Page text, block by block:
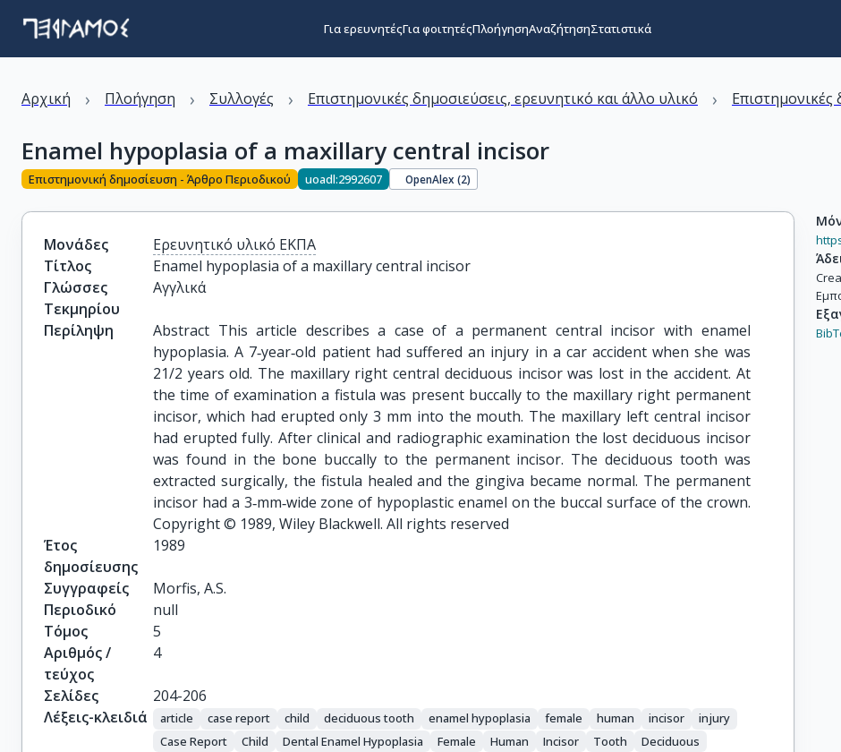
Για ερευνητέςΓια φοιτητέςΠλοήγησηΑναζήτησηΣτατιστικά
Αρχική › Πλοήγηση › Συλλογές › Επιστημονικές δημοσιεύσεις, ερευνητικό και άλλο υλικό › Επιστημονικές
Enamel hypoplasia of a maxillary central incisor
Επιστημονική δημοσίευση - Άρθρο Περιοδικού uoadl:2992607 OpenAlex (2)
Μονάδες
Ερευνητικό υλικό ΕΚΠΑ
Τίτλος
Enamel hypoplasia of a maxillary central incisor
Γλώσσες
Τεκμηρίου
Αγγλικά
Περίληψη
Abstract This article describes a case of a permanent central incisor with enamel
hypoplasia. A 7‐year‐old patient had suffered an injury in a car accident when she was
21/2 years old. The maxillary right central deciduous incisor was lost in the accident. At
the time of examination a fistula was present buccally to the maxillary right permanent
incisor, which had erupted only 3 mm into the mouth. The maxillary left central incisor
had erupted fully. After clinical and radiographic examination the lost deciduous incisor
was found in the bone buccally to the permanent incisor. The deciduous tooth was
extracted surgically, the fistula healed and the gingiva became normal. The permanent
incisor had a 3‐mm‐wide zone of hypoplastic enamel on the buccal surface of the crown.
Copyright © 1989, Wiley Blackwell. All rights reserved
Έτος
δημοσίευσης
1989
Συγγραφείς
Morfis, A.S.
Περιοδικό
null
Τόμος
5
Αριθμός /
τεύχος
4
Σελίδες
204-206
Λέξεις-κλειδιά
article case report child deciduous tooth enamel hypoplasia female human incisor
injury
Case Report
Child Dental Enamel Hypoplasia Female Human Incisor Tooth Deciduous